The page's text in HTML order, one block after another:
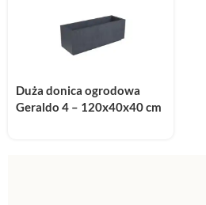
Duża donica ogrodowa
Geraldo 4 – 120x40x40 cm